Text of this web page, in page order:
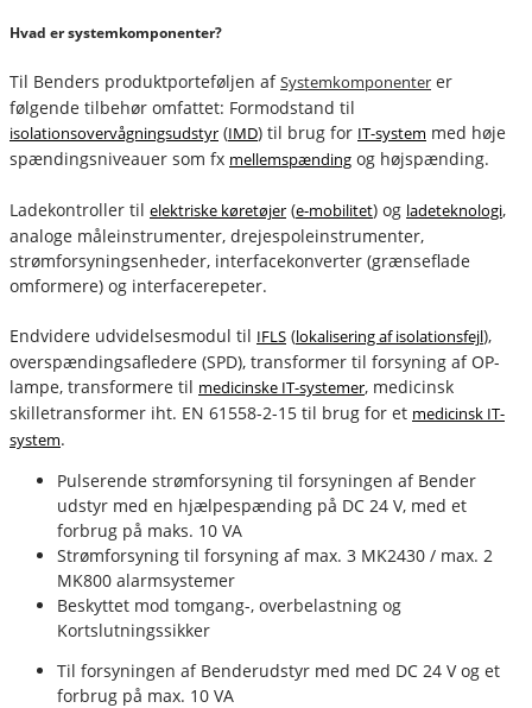
Hvad er systemkomponenter?
Til Benders produktporteføljen afSystemkomponenter er
følgende tilbehør omfattet: Formodstand til
isolationsovervågningsudstyr (IMD) til brug for IT-system med høje
spændingsniveauer som fx mellemspænding og højspænding.
Ladekontroller til elektriske køretøjer (e-mobilitet) og ladeteknologi,
analoge måleinstrumenter, drejespoleinstrumenter,
strømforsyningsenheder, interfacekonverter (grænseflade
omformere) og interfacerepeter.
Endvidere udvidelsesmodul til IFLS (lokalisering af isolationsfejl),
overspændingsafledere (SPD), transformer til forsyning af OP-
lampe, transformere til medicinske IT-systemer, medicinsk
skilletransformer iht. EN 61558-2-15 til brug for et medicinsk IT-
system.
Pulserende strømforsyning til forsyningen af Bender
udstyr med en hjælpespænding på DC 24 V, med et
forbrug på maks. 10 VA
Strømforsyning til forsyning af max. 3 MK2430 / max. 2
MK800 alarmsystemer
Beskyttet mod tomgang-, overbelastning og
Kortslutningssikker
Til forsyningen af Benderudstyr med med DC 24 V og et
forbrug på max. 10 VA